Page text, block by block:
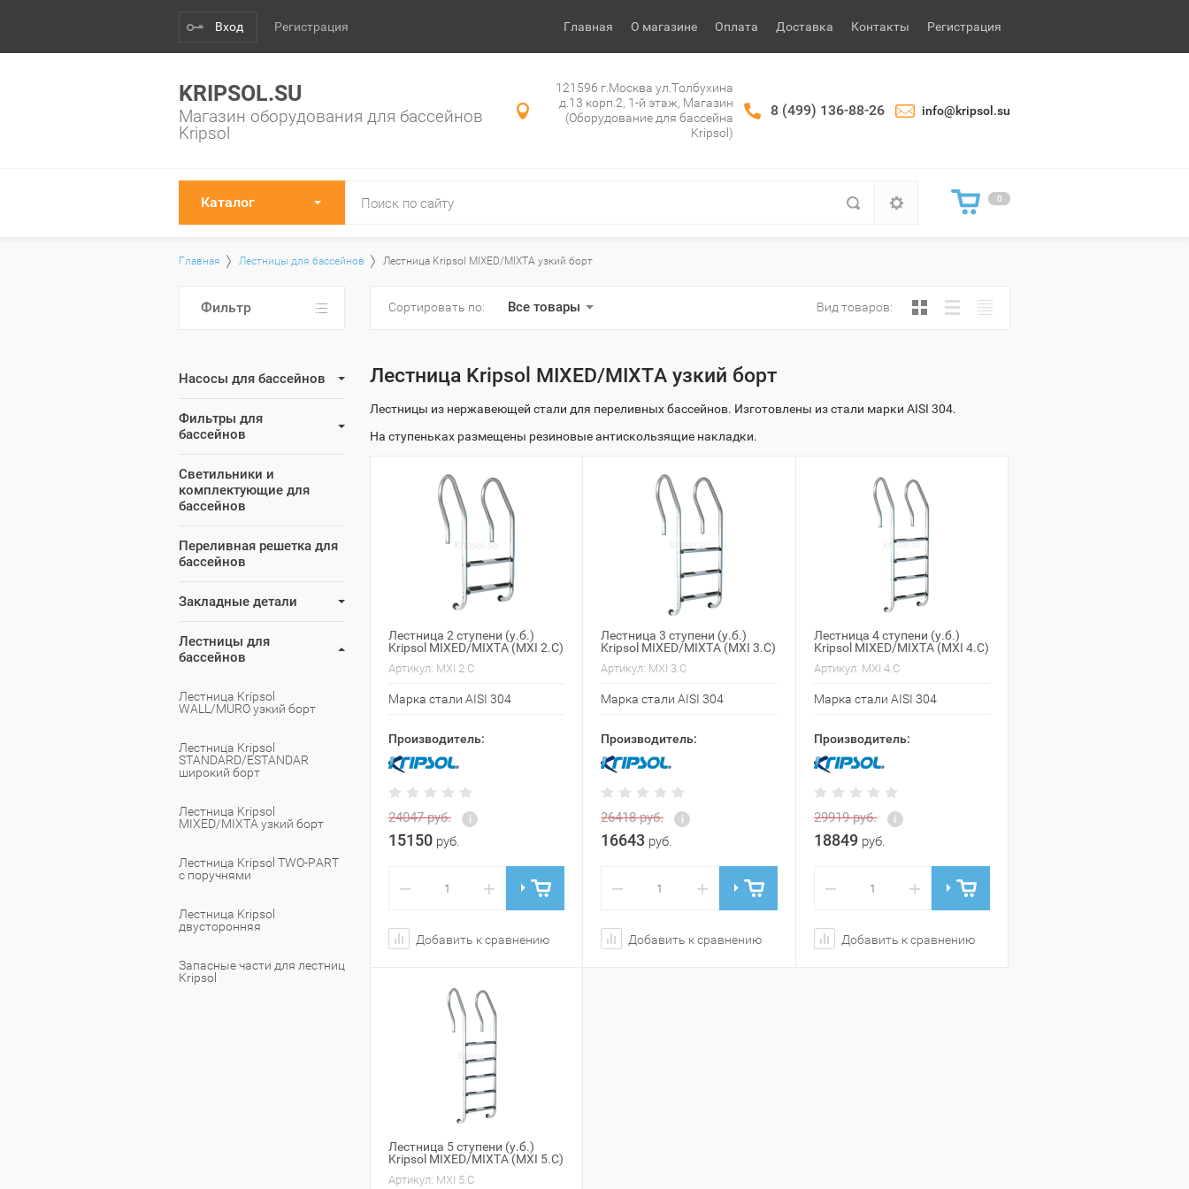
Вход Регистрация Главная О магазине Оплата Доставка Контакты Регистрация
KRIPSOL.SU
Магазин оборудования для бассейнов
Kripsol
121596 г.Москва ул.Толбухина
д.13 корп.2, 1-й этаж, Магазин
(Оборудование для бассейна
Kripsol)
8 (499) 136-88-26 info@kripsol.su
Каталог 0
Главная Лестницы для бассейнов Лестница Kripsol MIXED/MIXTA узкий борт
Фильтр Сортировать по: Все товары Вид товаров:
Насосы для бассейнов
Фильтры для
бассейнов
Светильники и
комплектующие для
бассейнов
Переливная решетка для
бассейнов
Закладные детали
Лестницы для
бассейнов
Лестница Kripsol
WALL/MURO узкий борт
Лестница Kripsol
STANDARD/ESTANDAR
широкий борт
Лестница Kripsol
MIXED/MIXTA узкий борт
Лестница Kripsol TWO-PART
c поручнями
Лестница Kripsol
двусторонняя
Запасные части для лестниц
Kripsol
Лестница Kripsol MIXED/MIXTA узкий борт
Лестницы из нержавеющей стали для переливных бассейнов. Изготовлены из стали марки AISI 304.
На ступеньках размещены резиновые антискользящие накладки.
Лестница 2 ступени (у.б.)
Kripsol MIXED/MIXTA (MXI 2.C)
Артикул: MXI 2.C
Марка стали AISI 304
Производитель:
24047руб.
15150 руб.
− +
Добавить к сравнению
Лестница 3 ступени (у.б.)
Kripsol MIXED/MIXTA (MXI 3.C)
Артикул: MXI 3.C
Марка стали AISI 304
Производитель:
26418руб.
16643 руб.
− +
Добавить к сравнению
Лестница 4 ступени (у.б.)
Kripsol MIXED/MIXTA (MXI 4.C)
Артикул: MXI 4.C
Марка стали AISI 304
Производитель:
29919руб.
18849руб.
− +
Добавить к сравнению
Лестница 5 ступени (у.б.)
Kripsol MIXED/MIXTA (MXI 5.C)
Артикул: MXI 5.C